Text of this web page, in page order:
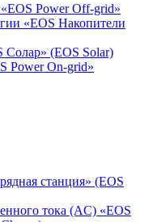
Power Off-grid»
«EOS Накопители
(EOS Solar)
Power On-grid»
станция» (EOS
тока (AC) «EOS